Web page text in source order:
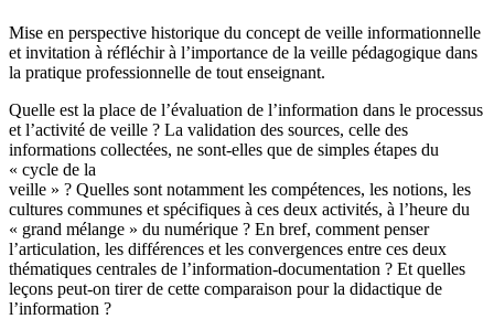
Mise en perspective historique du concept de veille informationnelle
et invitation à réfléchir à l’importance de la veille pédagogique dans
la pratique professionnelle de tout enseignant.
Quelle est la place de l’évaluation de l’information dans le processus
et l’activité de veille ? La validation des sources, celle des
informations collectées, ne sont-elles que de simples étapes du
« cycle de la
veille » ? Quelles sont notamment les compétences, les notions, les
cultures communes et spécifiques à ces deux activités, à l’heure du
« grand mélange » du numérique ? En bref, comment penser
l’articulation, les différences et les convergences entre ces deux
thématiques centrales de l’information-documentation ? Et quelles
leçons peut-on tirer de cette comparaison pour la didactique de
l’information ?